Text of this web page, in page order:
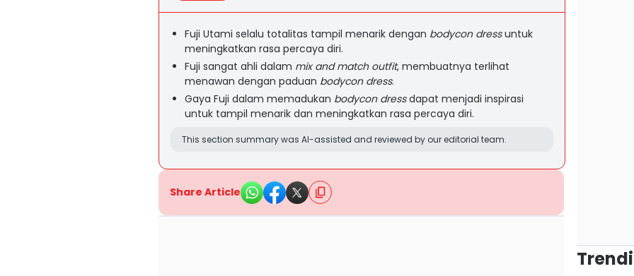
Fuji Utami selalu totalitas tampil menarik dengan bodycon dressuntuk
meningkatkan rasa percaya diri.
Fuji sangat ahli dalam mix and match outfit, membuatnya terlihat
menawan dengan paduan bodycon dress.
Gaya Fuji dalam memadukan bodycon dressdapat menjadi inspirasi
untuk tampil menarik dan meningkatkan rasa percaya diri.
This section summary was AI-assisted and reviewed by our editorial team.
Share Article